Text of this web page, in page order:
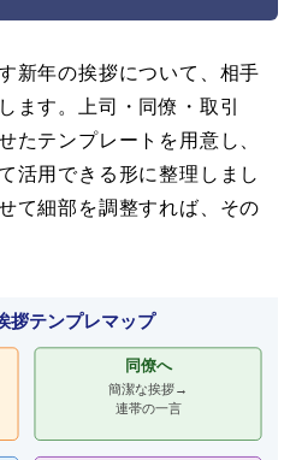
新年の挨拶について、相手
ます。上司・同僚・取引
たテンプレートを用意し、
活用できる形に整理しまし
て細部を調整すれば、その